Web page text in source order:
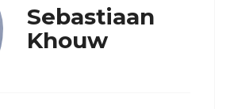
Sebastiaan
Khouw